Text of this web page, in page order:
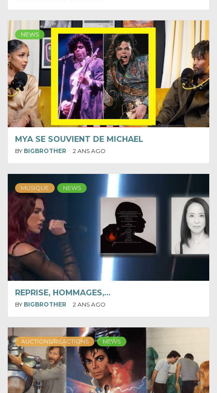
NEWS
MYA SE SOUVIENT DE MICHAEL
BY BIGBROTHER 2 ANS AGO
MUSIQUE NEWS
REPRISE, HOMMAGES,…
BY BIGBROTHER 2 ANS AGO
AUCTIONS/REACTIONS NEWS